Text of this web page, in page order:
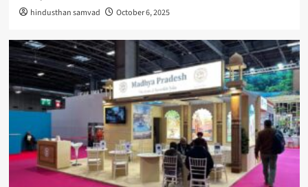
hindusthan samvad October 6, 2025